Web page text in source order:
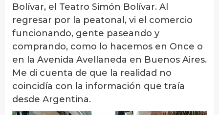
Bolívar, el Teatro Simón Bolívar. Al
regresar por la peatonal, vi el comercio
funcionando, gente paseando y
comprando, como lo hacemos en Once o
en la Avenida Avellaneda en Buenos Aires.
Me di cuenta de que la realidad no
coincidía con la información que traía
desde Argentina.